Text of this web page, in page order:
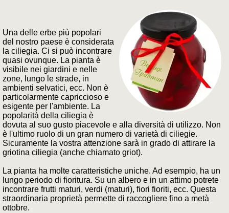
Una delle erbe più popolari
del nostro paese è considerata
la ciliegia. Ci si può incontrare
quasi ovunque. La pianta è
visibile nei giardini e nelle
zone, lungo le strade, in
ambienti selvatici, ecc. Non è
particolarmente capriccioso e
esigente per l'ambiente. La
popolarità della ciliegia è
dovuta al suo gusto piacevole e alla diversità di utilizzo. Non
è l'ultimo ruolo di un gran numero di varietà di ciliegie.
Sicuramente la vostra attenzione sarà in grado di attirare la
griotina ciliegia (anche chiamato griot).
La pianta ha molte caratteristiche uniche. Ad esempio, ha un
lungo periodo di fioritura. Su un albero e in un attimo potrete
incontrare frutti maturi, verdi (maturi), fiori fioriti, ecc. Questa
straordinaria proprietà permette di raccogliere fino a metà
ottobre.